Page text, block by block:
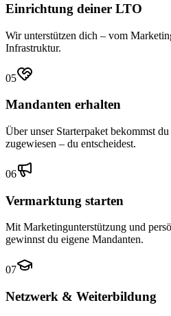
Einrichtung deiner LTO
Wir unterstützen dich – vom
Infrastruktur.
05
Mandanten erhalten
Über unser Starterpaket bekommst
zugewiesen – du entscheidest.
06
Vermarktung starten
Mit Marketingunterstützung und
gewinnst du eigene Mandanten.
07
Netzwerk & Weiterbildung